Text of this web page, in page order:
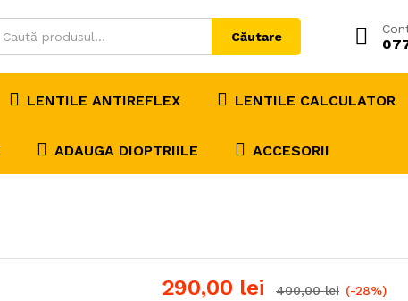
Căutare
LENTILE ANTIREFLEX LENTILE CALCULATOR
ADAUGA DIOPTRIILE ACCESORII
290,00 lei 400,00lei (-28%)